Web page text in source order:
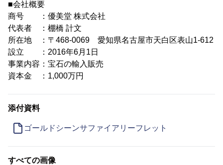
■会社概要
商号 ：優美堂 株式会社
代表者 ：棚橋 計文
所在地 ：〒468-0069 愛知県名古屋市天白区表山1-612
設立 ：2016年6月1日
事業内容：宝石の輸入販売
資本金 ：1,000万円
添付資料
ゴールドシーンサファイアリーフレット
すべての画像